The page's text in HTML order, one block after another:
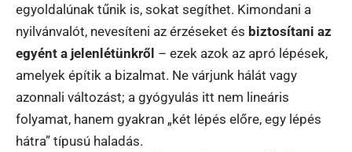
egyoldalúnak tűnik is, sokat segíthet. Kimondani a
nyilvánvalót, nevesíteni az érzéseket és biztosítani az
egyént a jelenlétünkről – ezek azok az apró lépések,
amelyek építik a bizalmat. Ne várjunk hálát vagy
azonnali változást; a gyógyulás itt nem lineáris
folyamat, hanem gyakran „két lépés előre, egy lépés
hátra” típusú haladás.